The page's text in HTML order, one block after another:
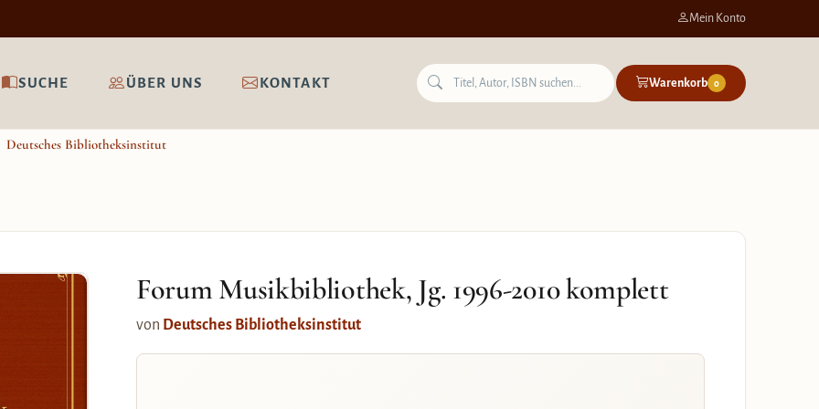
Mein Konto
SUCHE ÜBER UNS KONTAKT Warenkorb 0
Deutsches Bibliotheksinstitut
Forum Musikbibliothek, Jg. 1996-2010 komplett
von Deutsches Bibliotheksinstitut